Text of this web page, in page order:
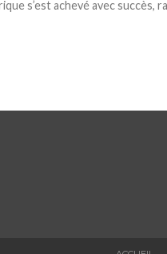
s’est achevé avec succès,